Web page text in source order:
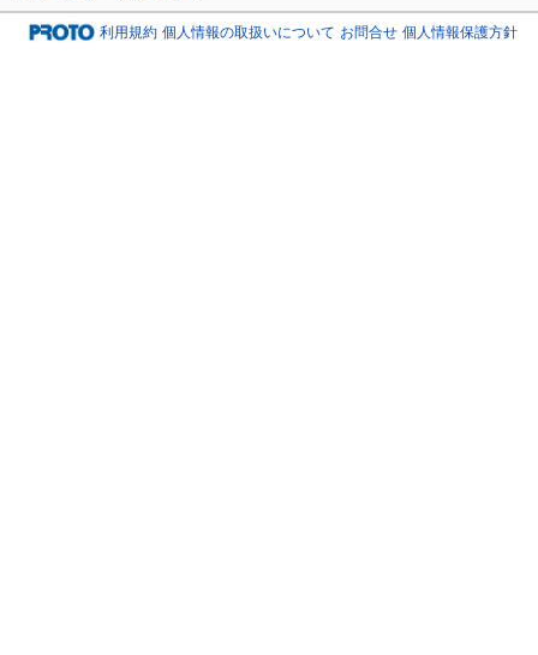
利用規約 個人情報の取扱いについて お問合せ 個人情報保護方針